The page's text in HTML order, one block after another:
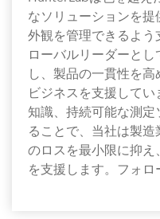
なソリューションを
外観を管理できるよ
ローバルリーダーと
し、製品の一貫性を
ビジネスを支援して
知識、持続可能な測
ることで、当社は製
のロスを最小限に抑
を支援します。フォロ